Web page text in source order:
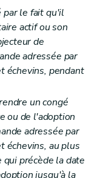
la commune
des legs à la commune
par le fait qu'il
actif ou son
de
adressée par
échevins, pendant
un congé
ou de l'adoption
adressée par
échevins, au plus
précède la date
jusqu'à la